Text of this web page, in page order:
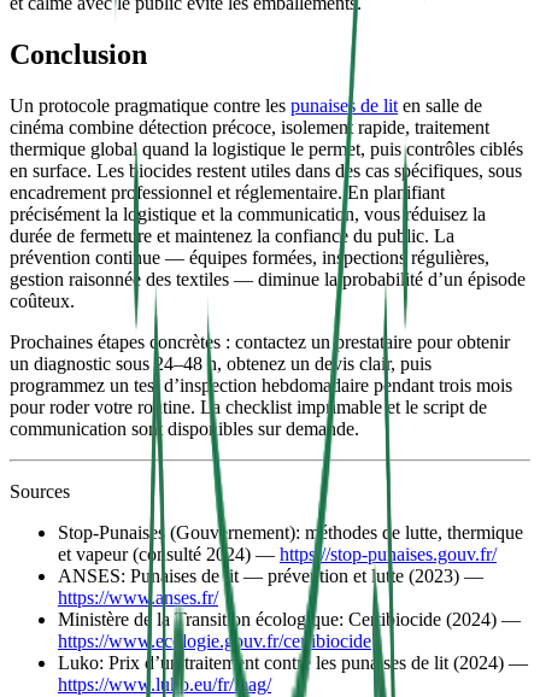
Conclusion
Un protocole pragmatique contre les punaises de lit en salle de
cinéma combine détection précoce, isolement rapide, traitement
thermique global quand la logistique le permet, puis contrôles ciblés
en surface. Les biocides restent utiles dans des cas spécifiques, sous
encadrement professionnel et réglementaire. En planifiant
précisément la logistique et la communication, vous réduisez la
durée de fermeture et maintenez la confiance du public. La
prévention continue — équipes formées, inspections régulières,
gestion raisonnée des textiles — diminue la probabilité d’un épisode
coûteux.
Prochaines étapes concrètes : contactez un prestataire pour obtenir
un diagnostic sous 24–48 h, obtenez un devis clair, puis
programmez un test d’inspection hebdomadaire pendant trois mois
pour roder votre routine. La checklist imprimable et le script de
communication sont disponibles sur demande.
Sources
Stop-Punaises (Gouvernement): méthodes de lutte, thermique
et vapeur (consulté 2024) — https://stop-punaises.gouv.fr/
ANSES: Punaises de lit — prévention et lutte (2023) —
https://www.anses.fr/
Ministère de la Transition écologique: Certibiocide (2024) —
https://www.ecologie.gouv.fr/certibiocide
Luko: Prix d’un traitement contre les punaises de lit (2024) —
https://www.luko.eu/fr/mag/